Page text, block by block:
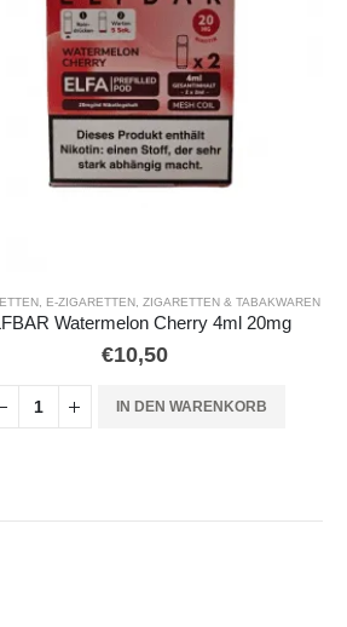
,E-ZIGARETTEN,ZIGARETTEN &
ELFBAR Lemon Mint 4ml 20mg
€10,50
IN DEN WARENKORB